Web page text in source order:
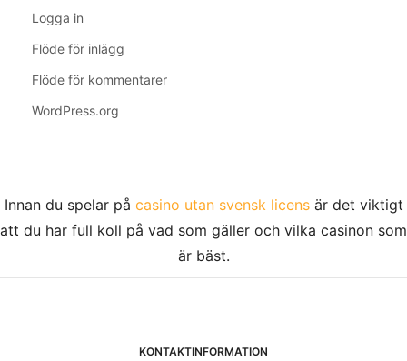
Logga in
Flöde för inlägg
Flöde för kommentarer
WordPress.org
Innan du spelar på casino utan svensk licensär det viktigt
att du har full koll på vad som gäller och vilka casinon som
är bäst.
KONTAKTINFORMATION